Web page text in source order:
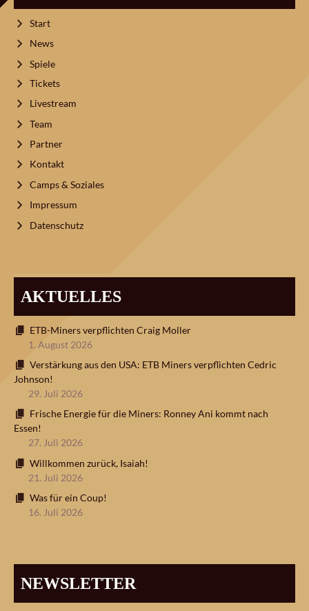
Start
News
Spiele
Tickets
Livestream
Team
Partner
Kontakt
Camps & Soziales
Impressum
Datenschutz
AKTUELLES
ETB-Miners verpflichten Craig Moller
1. August 2026
Verstärkung aus den USA: ETB Miners verpflichten Cedric
Johnson!
29. Juli 2026
Frische Energie für die Miners: Ronney Ani kommt nach
Essen!
27. Juli 2026
Willkommen zurück, Isaiah!
21. Juli 2026
Was für ein Coup!
16. Juli 2026
NEWSLETTER